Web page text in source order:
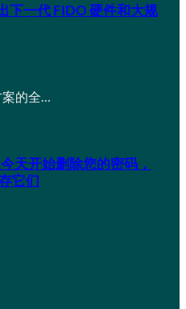
下一代 FIDO 硬件和大规
的全…
天开始删除您的密码，
它们